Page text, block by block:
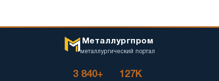
Металлургпром
металлургический портал
3 840+ 127K